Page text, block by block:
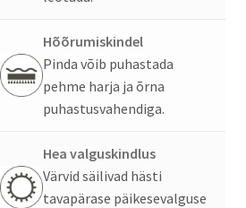
Hõõrumiskindel
Pinda võib puhastada
pehme harja ja õrna
puhastusvahendiga.
Hea valguskindlus
Värvid säilivad hästi
tavapärase päikesevalguse